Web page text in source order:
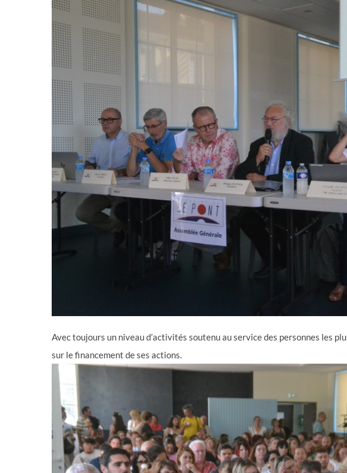
Avec toujours un niveau d’activités soutenu au service des personnes les
sur le financement de ses actions.